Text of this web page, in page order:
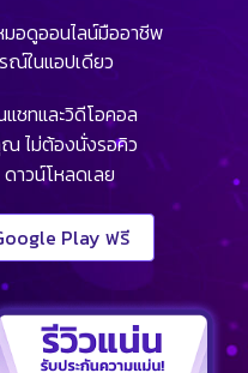
อดูออนไลน์มืออาชีพ
ในแอปเดียว
ชทและวิดีโอคอล
ไม่ต้องนั่งรอคิว
าวน์โหลดเลย
Play ฟรี